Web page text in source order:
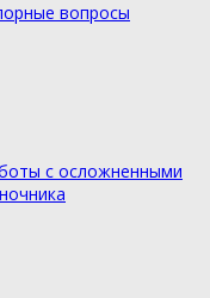
вопросы
с осложненными